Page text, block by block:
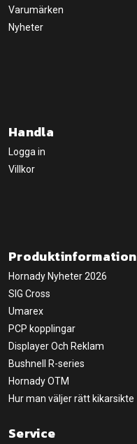
Varumärken
Nyheter
Handla
Logga in
Villkor
Produktinformation
Hornady Nyheter 2026
SIG Cross
Umarex
PCP kopplingar
Displayer Och Reklam
Bushnell R-series
Hornady OTM
Hur man väljer rätt kikarsikte
Service